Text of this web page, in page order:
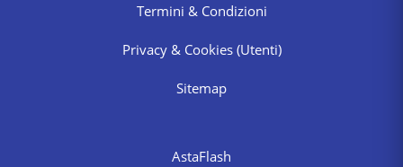
Termini & Condizioni
Privacy & Cookies (Utenti)
Sitemap
AstaFlash